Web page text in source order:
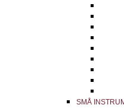
SMÅ